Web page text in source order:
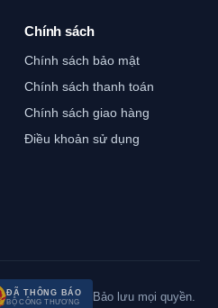
Chính sách
Chính sách bảo mật
Chính sách thanh toán
Chính sách giao hàng
Điều khoản sử dụng
ĐÃ THÔNG BÁO
BỘ CÔNG THƯƠNG Bảo lưu mọi quyền.